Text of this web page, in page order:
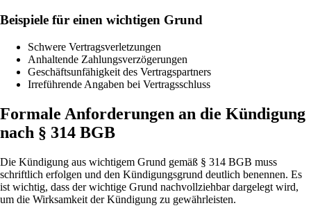
Beispiele für einen wichtigen Grund
Schwere Vertragsverletzungen
Anhaltende Zahlungsverzögerungen
Geschäftsunfähigkeit des Vertragspartners
Irreführende Angaben bei Vertragsschluss
Formale Anforderungen an die Kündigung
nach § 314 BGB
Die Kündigung aus wichtigem Grund gemäß § 314 BGB muss
schriftlich erfolgen und den Kündigungsgrund deutlich benennen. Es
ist wichtig, dass der wichtige Grund nachvollziehbar dargelegt wird,
um die Wirksamkeit der Kündigung zu gewährleisten.